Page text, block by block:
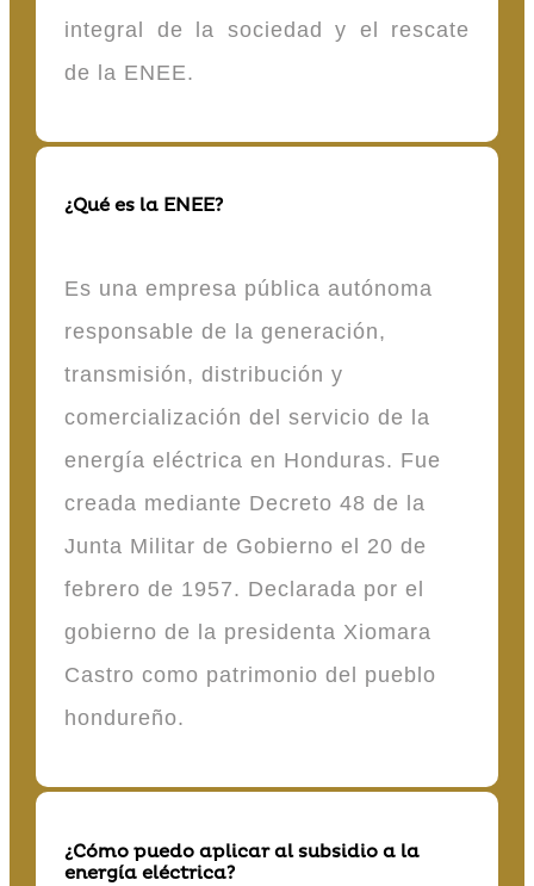
integral de la sociedad y el rescate
de la ENEE.
¿Qué es la ENEE?
Es una empresa pública autónoma
responsable de la generación,
transmisión, distribución y
comercialización del servicio de la
energía eléctrica en Honduras. Fue
creada mediante Decreto 48 de la
Junta Militar de Gobierno el 20 de
febrero de 1957. Declarada por el
gobierno de la presidenta Xiomara
Castro como patrimonio del pueblo
hondureño.
¿Cómo puedo aplicar al subsidio a la
energía eléctrica?